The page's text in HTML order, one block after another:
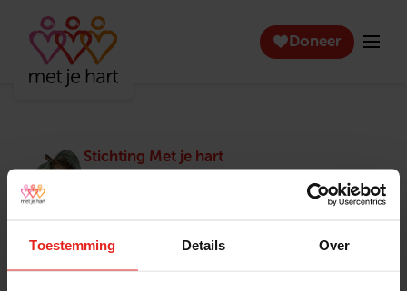
Toestemming Details Over
Doneer
Stichting Met je hart
Stichting Met je hart laat ouderen die zich
eenzaam voelen weer genieten en inspireert
winnaar van het Appeltje van Oranje.